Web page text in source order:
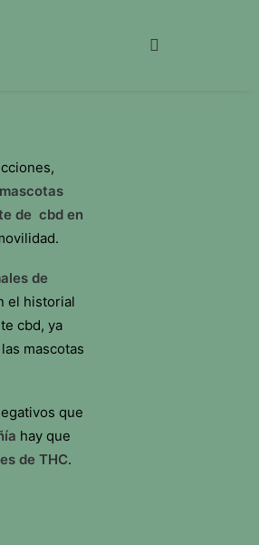
de cbd en
de
el historial
cbd, ya
mascotas
que
hay que
de THC.